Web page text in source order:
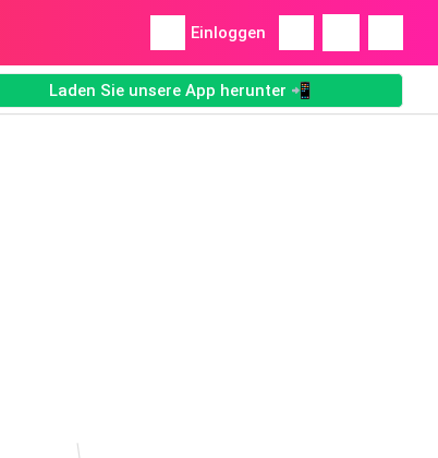
Einloggen
Laden Sie unsere App herunter 📲